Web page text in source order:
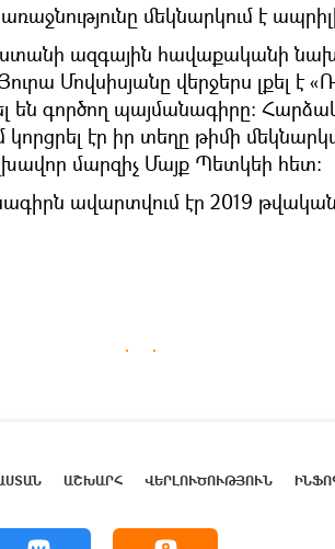
մեկնարկում է
ազգային հավաքականի
Մովսիսյանը վերջերս լքել է
են գործող պայմանագիրը:
էր իր տեղը թիմի
մարզիչ Մայք Պետկեի հետ:
ավարտվում էր 2019
ԱՇԽԱՐՀ ՎԵՐԼՈՒԾՈՒԹՅՈՒՆ